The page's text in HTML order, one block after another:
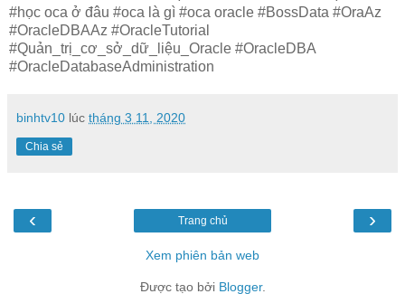
#học oca ở đâu #oca là gì #oca oracle #BossData #OraAz
#OracleDBAAz #OracleTutorial
#Quản_trị_cơ_sở_dữ_liệu_Oracle #OracleDBA
#OracleDatabaseAdministration
binhtv10 lúc tháng 3 11, 2020
Chia sẻ
‹ ›
Trang chủ
Xem phiên bản web
Được tạo bởi Blogger.